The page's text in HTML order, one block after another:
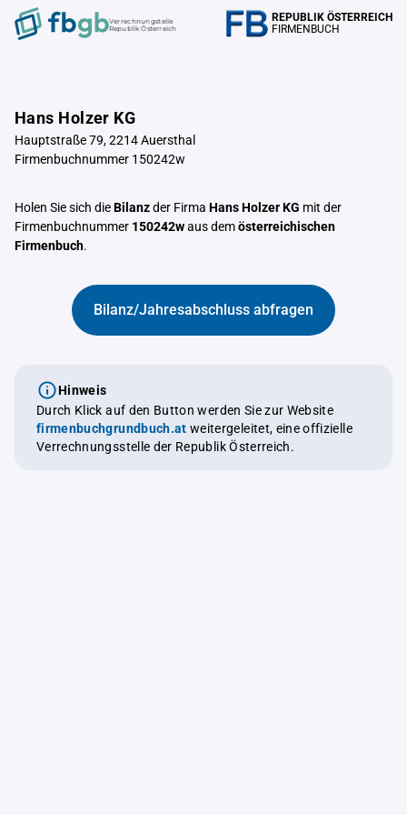
Verrechnungstelle
Republik Österreich
REPUBLIK ÖSTERREICH
FIRMENBUCH
Hans Holzer KG
Hauptstraße 79, 2214 Auersthal
Firmenbuchnummer 150242w
Holen Sie sich dieBilanzder Firma Hans Holzer KG mit der
Firmenbuchnummer 150242waus demösterreichischen
Firmenbuch.
Bilanz/Jahresabschluss abfragen
Hinweis
Durch Klick auf den Button werden Sie zur Website
firmenbuchgrundbuch.at weitergeleitet, eine offizielle
Verrechnungsstelle der Republik Österreich.